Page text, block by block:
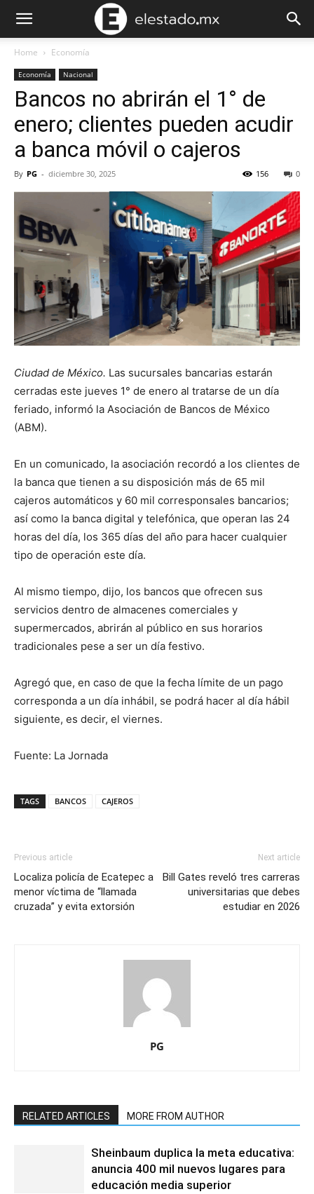
Home Economía
Economía Nacional
Bancos no abrirán el 1° de
enero; clientes pueden acudir
a banca móvil o cajeros
By PG - diciembre 30, 2025 0
156
Ciudad de México. Las sucursales bancarias estarán
cerradas este jueves 1° de enero al tratarse de un día
feriado, informó la Asociación de Bancos de México
(ABM).
En un comunicado, la asociación recordó a los clientes de
la banca que tienen a su disposición más de 65 mil
cajeros automáticos y 60 mil corresponsales bancarios;
así como la banca digital y telefónica, que operan las 24
horas del día, los 365 días del año para hacer cualquier
tipo de operación este día.
Al mismo tiempo, dijo, los bancos que ofrecen sus
servicios dentro de almacenes comerciales y
supermercados, abrirán al público en sus horarios
tradicionales pese a ser un día festivo.
Agregó que, en caso de que la fecha límite de un pago
corresponda a un día inhábil, se podrá hacer al día hábil
siguiente, es decir, el viernes.
Fuente: La Jornada
TAGS BANCOS CAJEROS
Previous article
Localiza policía de Ecatepec a
menor víctima de “llamada
cruzada” y evita extorsión
Next article
Bill Gates reveló tres carreras
universitarias que debes
estudiar en 2026
PG
RELATED ARTICLES MORE FROM AUTHOR
Sheinbaum duplica la meta educativa:
anuncia 400 mil nuevos lugares para
educación media superior